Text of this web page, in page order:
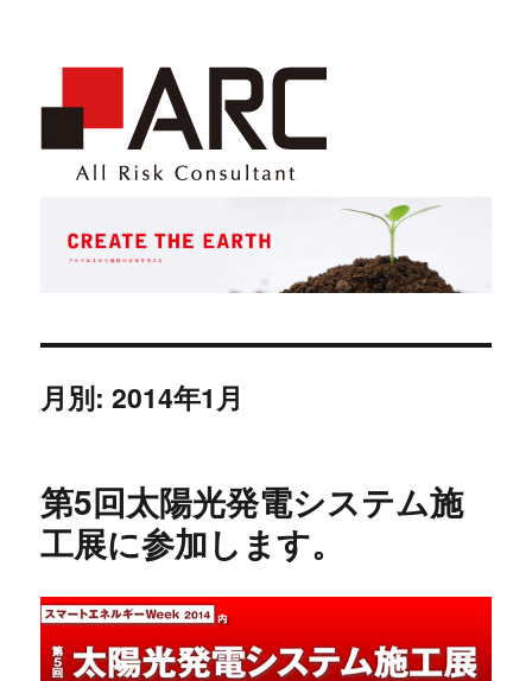
月別: 2014年1月
第5回太陽光発電システム施
工展に参加します。